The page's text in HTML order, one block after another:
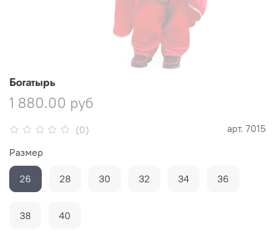
(0) арт. 7015
Богатырь
1 880.00 руб
Размер
26 28 30 32 34 36
38 40